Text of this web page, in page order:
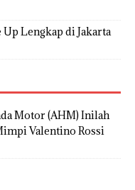
Lengkap di Jakarta
Motor (AHM) Inilah
Valentino Rossi